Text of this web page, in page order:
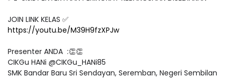
JOIN LINK KELAS ✅
https://youtu.be/M39H9fzXPJw
Presenter ANDA :👏👏
CIKGu HANi @CIKGu_HANi85
SMK Bandar Baru Sri Sendayan, Seremban, Negeri Sembilan